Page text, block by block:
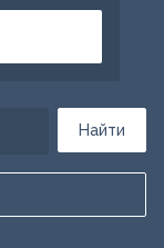
Найти